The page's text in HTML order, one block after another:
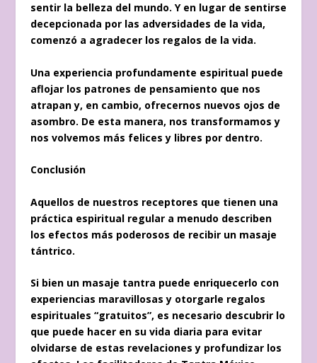
sentir la belleza del mundo. Y en lugar de sentirse
decepcionada por las adversidades de la vida,
comenzó a agradecer los regalos de la vida.
Una experiencia profundamente espiritual puede
aflojar los patrones de pensamiento que nos
atrapan y, en cambio, ofrecernos nuevos ojos de
asombro. De esta manera, nos transformamos y
nos volvemos más felices y libres por dentro.
Conclusión
Aquellos de nuestros receptores que tienen una
práctica espiritual regular a menudo describen
los efectos más poderosos de recibir un masaje
tántrico.
Si bien un masaje tantra puede enriquecerlo con
experiencias maravillosas y otorgarle regalos
espirituales “gratuitos”, es necesario descubrir lo
que puede hacer en su vida diaria para evitar
olvidarse de estas revelaciones y profundizar los